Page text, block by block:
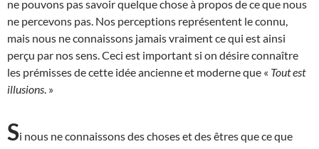
ne pouvons pas savoir quelque chose à propos de ce que nous
ne percevons pas. Nos perceptions représentent le connu,
mais nous ne connaissons jamais vraiment ce qui est ainsi
perçu par nos sens. Ceci est important si on désire connaître
les prémisses de cette idée ancienne et moderne que « Tout est
illusions . »
Si nous ne connaissons des choses et des êtres que ce que